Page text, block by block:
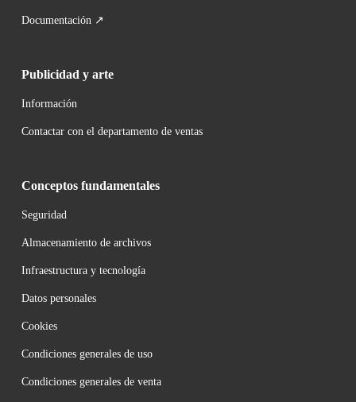
Documentación ↗
Publicidad y arte
Información
Contactar con el departamento de ventas
Conceptos fundamentales
Seguridad
Almacenamiento de archivos
Infraestructura y tecnología
Datos personales
Cookies
Condiciones generales de uso
Condiciones generales de venta